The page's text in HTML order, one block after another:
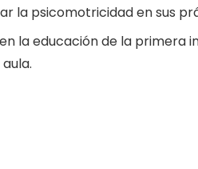
la psicomotricidad en sus
la educación de la primera